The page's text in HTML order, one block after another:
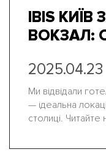
IBIS КИЇВ
ВОКЗАЛ:
2025.04.23
Ми відвідали
— ідеальна
столиці.